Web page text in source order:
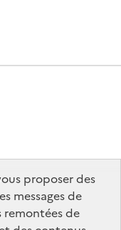
proposer des
messages de
remontées de